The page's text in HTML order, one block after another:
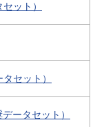
ット）
セット）
ータセット）